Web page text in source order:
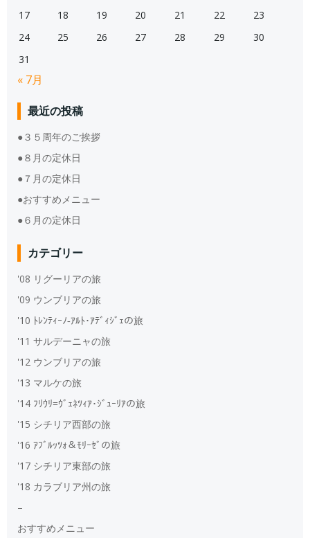
17
18 19 20 21 22
23
24
25 26 27 28 29
30
31
« 7月
最近の投稿
●３５周年のご挨拶
●８月の定休日
●７月の定休日
●おすすめメニュー
●６月の定休日
カテゴリー
'08 リグーリアの旅
'09 ウンブリアの旅
'10 ﾄﾚﾝﾃｨｰﾉ‐ｱﾙﾄ･ｱﾃﾞｨｼﾞｪの旅
'11 サルデーニャの旅
'12 ウンブリアの旅
'13 マルケの旅
'14 ﾌﾘｳﾘ=ｳﾞｪﾈﾂｨｱ･ｼﾞｭｰﾘｱの旅
'15 シチリア西部の旅
'16 ｱﾌﾞﾙｯﾂｫ＆ﾓﾘｰｾﾞの旅
'17 シチリア東部の旅
'18 カラブリア州の旅
–
おすすめメニュー